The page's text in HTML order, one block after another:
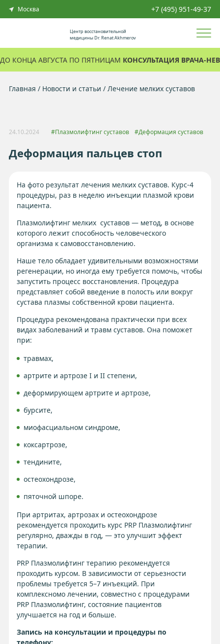
Москва +7 (495) 951-49-37
Центр восстановительной
медицины Dr. Renat Akhmerov
ДО КОНЦА АВГУСТА ПО ПЯТНИЦАМ КОНСУЛЬТАЦИЯ ВРАЧА-
Главная Новости и статьи Лечение мелких суставов
24.10.2024 #Плазмолифтинг суставов #Деформация суставов
Деформация пальцев стоп
На фото результат лечения мелких суставов. Курс-4
процедуры, раз в неделю инъекции плазмой крови
пациента.
Плазмолифтинг мелких суставов — метод, в основе
которого лежит способность человеческого
организма к самовосстановлению.
Наше тело обладает удивительными возможностями
регенерации, но иногда ему требуется помочь, чтобы
запустить процесс восстановления. Процедура
представляет собой введение в полость или вокруг
сустава плазмы собственной крови пациента.
Процедура рекомендована практически при всех
видах заболеваний и травм суставов. Она поможет
при:
травмах,
артрите и артрозе I и II степени,
деформирующем артрите и артрозе,
бурсите,
миофасциальном синдроме,
коксартрозе,
тендините,
остеохондрозе,
пяточной шпоре.
При артритах, артрозах и остеохондрозе
рекомендуется проходить курс PRP Плазмолифтинг
регулярно, дважды в год, — это улучшит эффект
терапии.
PRP Плазмолифтинг терапию рекомендуется
проходить курсом. В зависимости от серьезности
проблемы требуется 5–7 инъекций. При
комплексномо лечении, совместно с процедурами
PRP Плазмолифтинг, состояние пациентов
улучшается на год и больше.
Запись на консультации и процедуры по